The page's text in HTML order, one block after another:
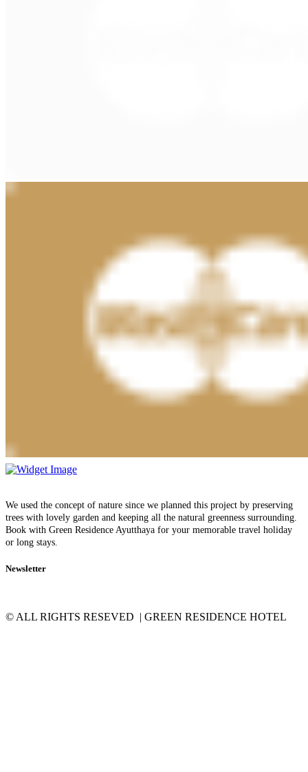
We used the concept of nature since we planned this project by preserving
trees with lovely garden and keeping all the natural greenness surrounding.
Book with Green Residence Ayutthaya for your memorable travel holiday
or long stays.
Newsletter
© ALL RIGHTS RESEVED | GREEN RESIDENCE HOTEL